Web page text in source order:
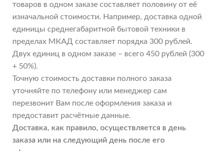
товаров в одном заказе составляет половину от её
изначальной стоимости. Например, доставка одной
единицы среднегабаритной бытовой техники в
пределах МКАД составляет порядка 300 рублей.
Двух единиц в одном заказе – всего 450 рублей (300
+ 50%).
Точную стоимость доставки полного заказа
уточняйте по телефону или менеджер сам
перезвонит Вам после оформления заказа и
предоставит расчётные данные.
Доставка, как правило, осуществляется в день
заказа или на следующий день после его